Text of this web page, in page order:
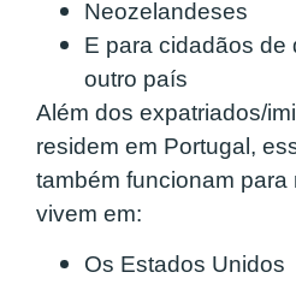
Neozelandeses
E para cidadãos de
outro país
Além dos expatriados/
residem em Portugal,
também funcionam para
vivem em:
Os Estados Unidos